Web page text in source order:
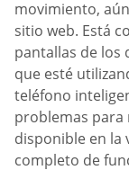
movimiento,
sitio web. Está
pantallas de los
que esté
teléfono
problemas para
disponible en la
completo de